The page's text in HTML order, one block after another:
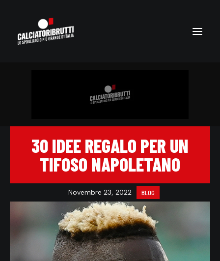
30 IDEE REGALO PER UN
TIFOSO NAPOLETANO
Novembre 23, 2022 BLOG